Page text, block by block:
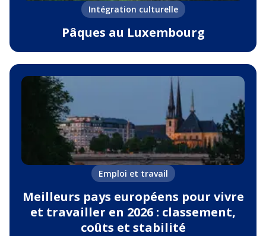
Intégration culturelle
Pâques au Luxembourg
Emploi et travail
Meilleurs pays européens pour vivre
et travailler en 2026 : classement,
coûts et stabilité